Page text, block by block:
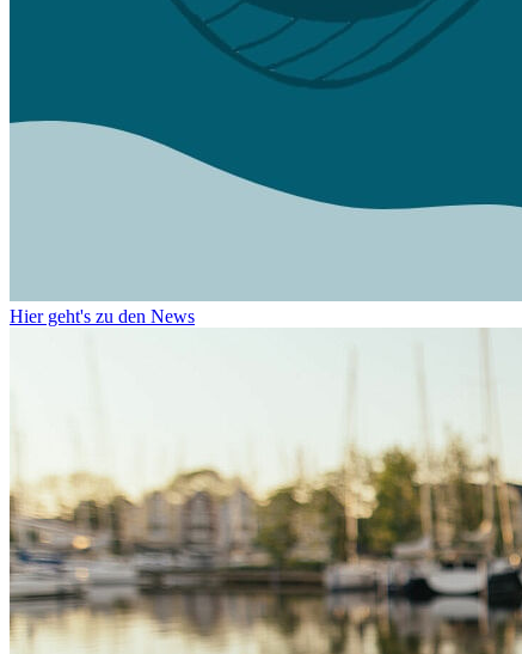
Hier geht's zu den News
Sommersemester 2026
Liebe Erstis und alle anderen, die sich angesprochen fühlen:
Um dir einen möglichst guten Start in dein neues Studium zu